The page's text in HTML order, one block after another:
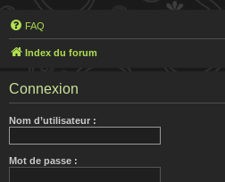
FAQ
Index du forum
Connexion
Nom d’utilisateur :
Mot de passe :